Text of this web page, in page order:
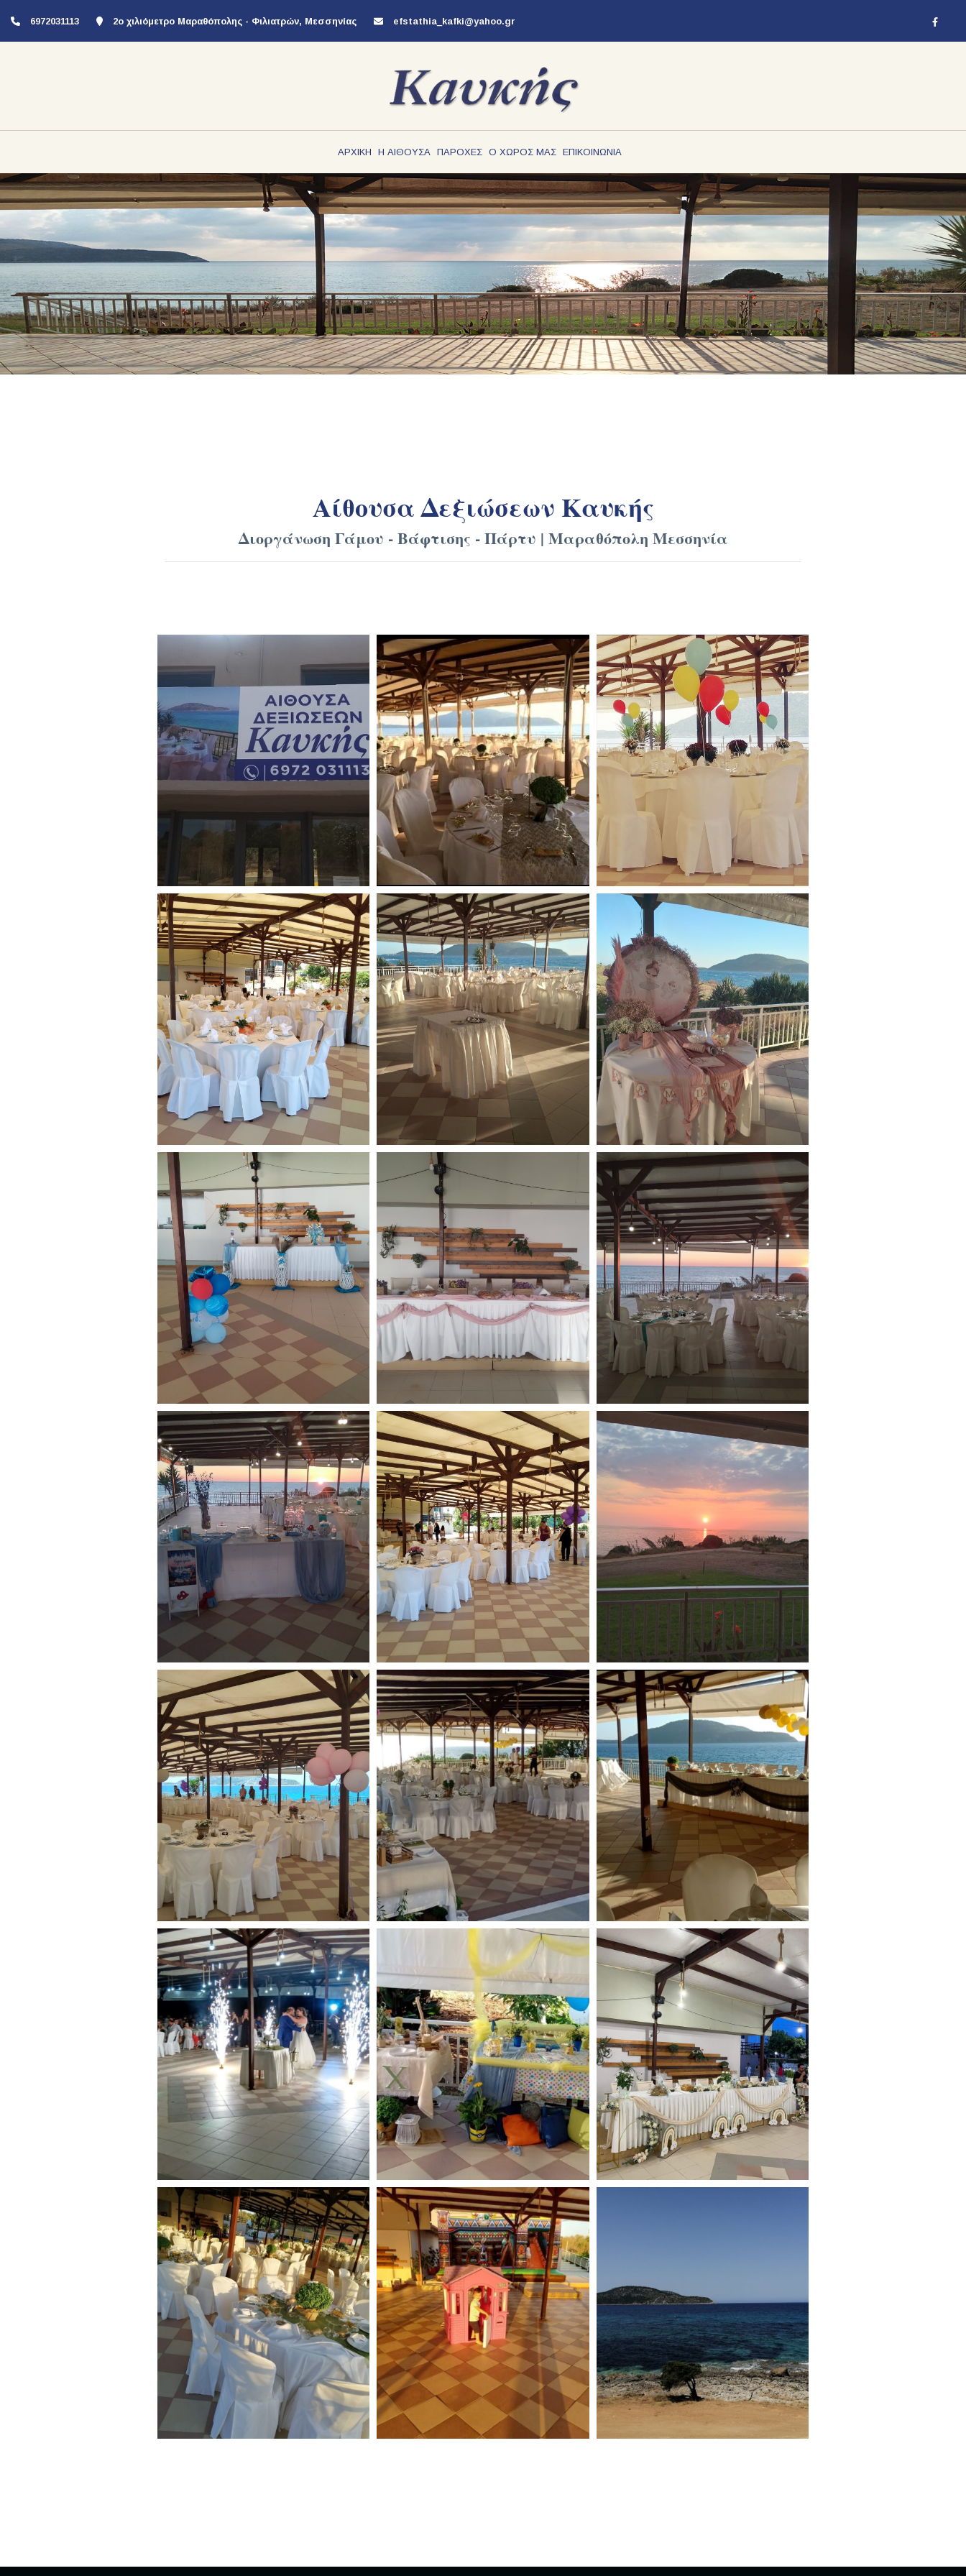
6972031113 2ο χιλιόμετρο Μαραθόπολης - Φιλιατρών, Μεσσηνίας efstathia_kafki@yahoo.gr
ΑΡΧΙΚΗ Η ΑΙΘΟΥΣΑ ΠΑΡΟΧΕΣ Ο ΧΩΡΟΣ ΜΑΣ ΕΠΙΚΟΙΝΩΝΙΑ
Αίθουσα Δεξιώσεων Καυκής
Διοργάνωση Γάμου - Βάφτισης - Πάρτυ | Μαραθόπολη Μεσσηνία